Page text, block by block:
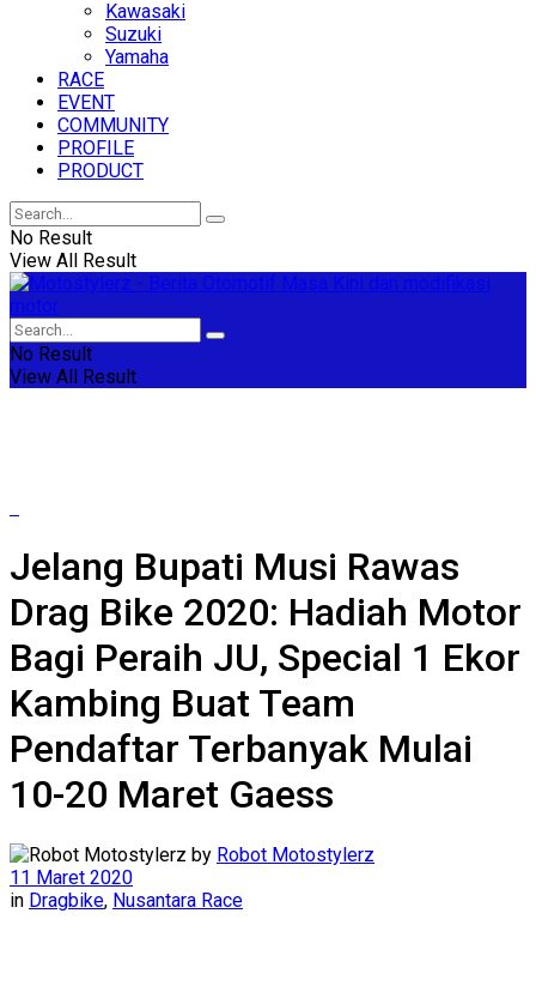
Kawasaki
Suzuki
Yamaha
RACE
EVENT
COMMUNITY
PROFILE
PRODUCT
No Result
View All Result
No Result
View All Result
Jelang Bupati Musi Rawas
Drag Bike 2020: Hadiah Motor
Bagi Peraih JU, Special 1 Ekor
Kambing Buat Team
Pendaftar Terbanyak Mulai
10-20 Maret Gaess
by Robot Motostylerz
11 Maret 2020
in Dragbike, Nusantara Race